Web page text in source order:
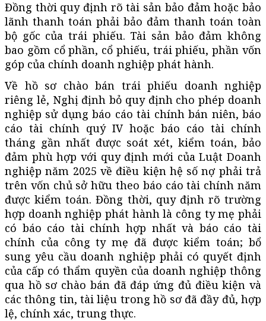
Đồng thời quy định rõ tài sản bảo đảm hoặc bảo
lãnh thanh toán phải bảo đảm thanh toán toàn
bộ gốc của trái phiếu. Tài sản bảo đảm không
bao gồm cổ phần, cổ phiếu, trái phiếu, phần vốn
góp của chính doanh nghiệp phát hành.
Về hồ sơ chào bán trái phiếu doanh nghiệp
riêng lẻ, Nghị định bỏ quy định cho phép doanh
nghiệp sử dụng báo cáo tài chính bán niên, báo
cáo tài chính quý IV hoặc báo cáo tài chính
tháng gần nhất được soát xét, kiểm toán, bảo
đảm phù hợp với quy định mới của Luật Doanh
nghiệp năm 2025 về điều kiện hệ số nợ phải trả
trên vốn chủ sở hữu theo báo cáo tài chính năm
được kiểm toán. Đồng thời, quy định rõ trường
hợp doanh nghiệp phát hành là công ty mẹ phải
có báo cáo tài chính hợp nhất và báo cáo tài
chính của công ty mẹ đã được kiểm toán; bổ
sung yêu cầu doanh nghiệp phải có quyết định
của cấp có thẩm quyền của doanh nghiệp thông
qua hồ sơ chào bán đã đáp ứng đủ điều kiện và
các thông tin, tài liệu trong hồ sơ đã đầy đủ, hợp
lệ, chính xác, trung thực.